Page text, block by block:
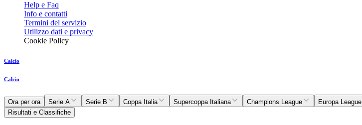
Help e Faq
Info e contatti
Termini del servizio
Utilizzo dati e privacy
Cookie Policy
Calcio
Calcio
Ora per ora Serie A Serie B Coppa Italia Supercoppa Italiana Champions League Europa League
Risultati e Classifiche